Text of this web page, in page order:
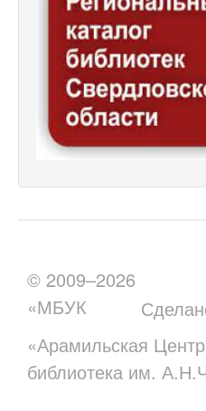
© 2009–2026
«МБУК
«Арамильская
библиотека им.